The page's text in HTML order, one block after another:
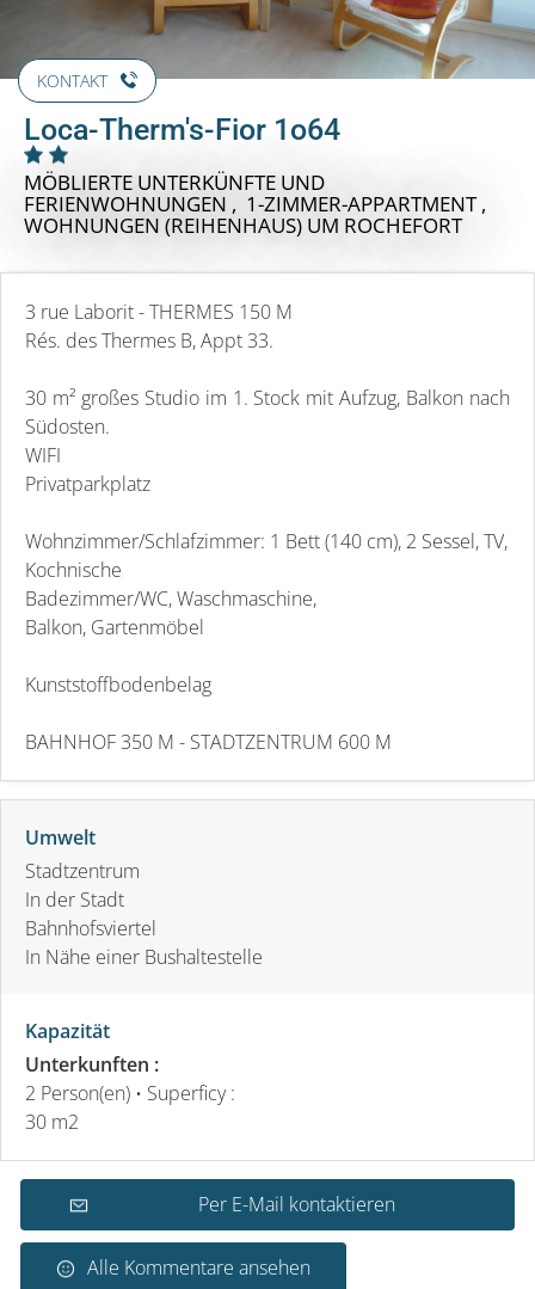
KONTAKT
Loca-Therm's-Fior 1o64
MÖBLIERTE UNTERKÜNFTE UND
FERIENWOHNUNGEN , 1-ZIMMER-APPARTMENT ,
WOHNUNGEN (REIHENHAUS) UM ROCHEFORT
3 rue Laborit - THERMES 150 M
Rés. des Thermes B, Appt 33.
30 m² großes Studio im 1. Stock mit Aufzug, Balkon nach
Südosten.
WIFI
Privatparkplatz
Wohnzimmer/Schlafzimmer: 1 Bett (140 cm), 2 Sessel, TV,
Kochnische
Badezimmer/WC, Waschmaschine,
Balkon, Gartenmöbel
Kunststoffbodenbelag
BAHNHOF 350 M - STADTZENTRUM 600 M
Umwelt
Stadtzentrum
In der Stadt
Bahnhofsviertel
In Nähe einer Bushaltestelle
Kapazität
Unterkunften :
2 Person(en) • Superficy :
30 m2
Per E-Mail kontaktieren
Alle Kommentare ansehen